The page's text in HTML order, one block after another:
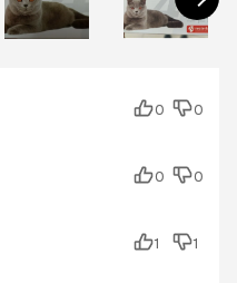
0
0
0
0
1
1